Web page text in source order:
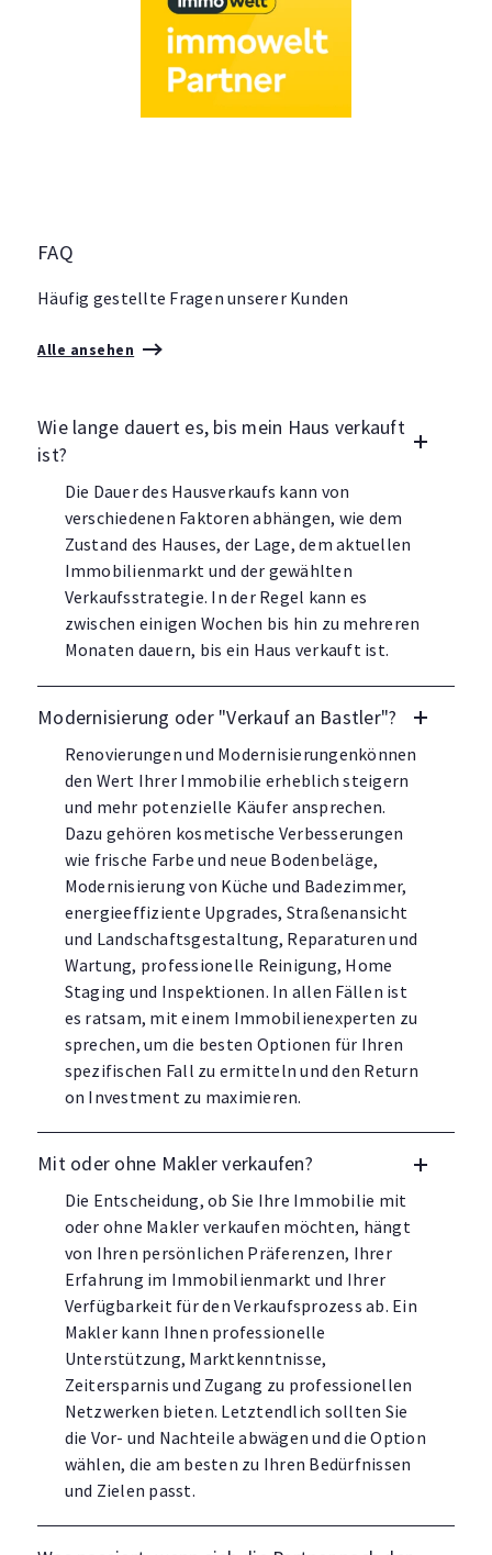
FAQ
Häufig gestellte Fragen unserer Kunden
Alle ansehen
Wie lange dauert es, bis mein Haus verkauft
ist?
Die Dauer des Hausverkaufs kann von
verschiedenen Faktoren abhängen, wie dem
Zustand des Hauses, der Lage, dem aktuellen
Immobilienmarkt und der gewählten
Verkaufsstrategie. In der Regel kann es
zwischen einigen Wochen bis hin zu mehreren
Monaten dauern, bis ein Haus verkauft ist.
Modernisierung oder "Verkauf an Bastler"?
Renovierungen und Modernisierungenkönnen
den Wert Ihrer Immobilie erheblich steigern
und mehr potenzielle Käufer ansprechen.
Dazu gehören kosmetische Verbesserungen
wie frische Farbe und neue Bodenbeläge,
Modernisierung von Küche und Badezimmer,
energieeffiziente Upgrades, Straßenansicht
und Landschaftsgestaltung, Reparaturen und
Wartung, professionelle Reinigung, Home
Staging und Inspektionen. In allen Fällen ist
es ratsam, mit einem Immobilienexperten zu
sprechen, um die besten Optionen für Ihren
spezifischen Fall zu ermitteln und den Return
on Investment zu maximieren.
Mit oder ohne Makler verkaufen?
Die Entscheidung, ob Sie Ihre Immobilie mit
oder ohne Makler verkaufen möchten, hängt
von Ihren persönlichen Präferenzen, Ihrer
Erfahrung im Immobilienmarkt und Ihrer
Verfügbarkeit für den Verkaufsprozess ab. Ein
Makler kann Ihnen professionelle
Unterstützung, Marktkenntnisse,
Zeitersparnis und Zugang zu professionellen
Netzwerken bieten. Letztendlich sollten Sie
die Vor- und Nachteile abwägen und die Option
wählen, die am besten zu Ihren Bedürfnissen
und Zielen passt.